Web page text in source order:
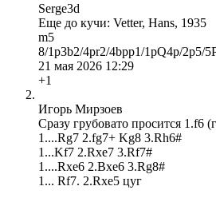
Serge3d
Еще до кучи: Vetter, Hans, 1935
m5
8/1p3b2/4pr2/4bpp1/1pQ4p/2p5/
21 мая 2026 12:29
+1
Игорь Мирзоев
Сразу грубовато просится 1.f6
1....Rg7 2.fg7+ Kg8 3.Rh6#
1...Kf7 2.Rxe7 3.Rf7#
1....Rxe6 2.Bxe6 3.Rg8#
1... Rf7. 2.Rxe5 цуг